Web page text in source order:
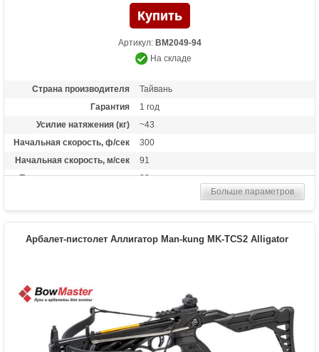
Артикул: BM2049-94
На складе
Страна производителя
Тайвань
Гарантия
1 год
Усилие натяжения (кг)
~43
Начальная скорость, ф/сек
300
Начальная скорость, м/сек
91
Прицельная дальность, м
30
6,5 дюймов (16,5 см)
Размах плечей (см)
21,5
Масса (кг)
Назначение
Развлечение, охота
Больше параметров
Арбалет-пистолет Аллигатор Man-kung MK-TCS2 Alligator